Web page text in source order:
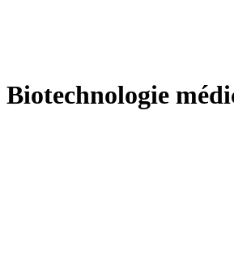
Biotechnologie